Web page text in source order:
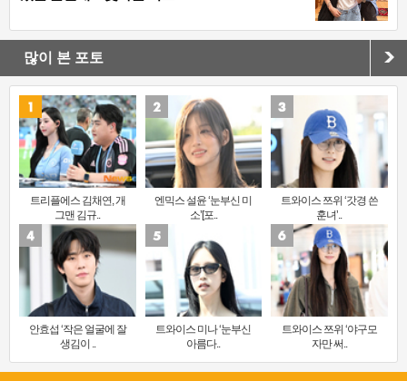
많이 본 포토
트리플에스 김채연, 개
그맨 김규..
엔믹스 설윤 ‘눈부신 미
소’[포..
트와이스 쯔위 ‘갓경 쓴
훈녀’..
안효섭 ‘작은 얼굴에 잘
생김이 ..
트와이스 미나 ‘눈부신
아름다..
트와이스 쯔위 ‘야구모
자만 써..